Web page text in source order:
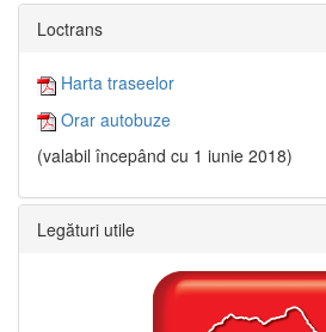
Loctrans
Harta traseelor
Orar autobuze
(valabil începând cu 1 iunie 2018)
Legături utile